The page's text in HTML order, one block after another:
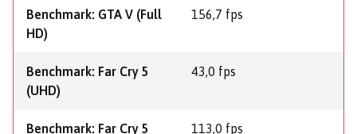
Benchmark: GTA V (Full
HD)
156,7 fps
Benchmark: Far Cry 5
(UHD)
43,0 fps
Benchmark: Far Cry 5 113,0 fps